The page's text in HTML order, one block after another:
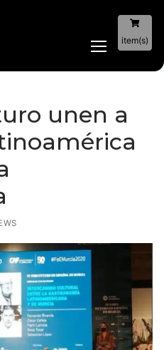
item(s)
unen a